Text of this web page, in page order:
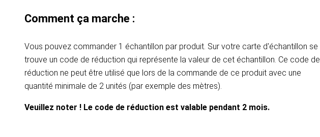
Comment ça marche :
Vous pouvez commander 1 échantillon par produit. Sur votre carte d'échantillon se
trouve un code de réduction qui représente la valeur de cet échantillon. Ce code de
réduction ne peut être utilisé que lors de la commande de ce produit avec une
quantité minimale de 2 unités (par exemple des mètres).
Veuillez noter ! Le code de réduction est valable pendant 2 mois.